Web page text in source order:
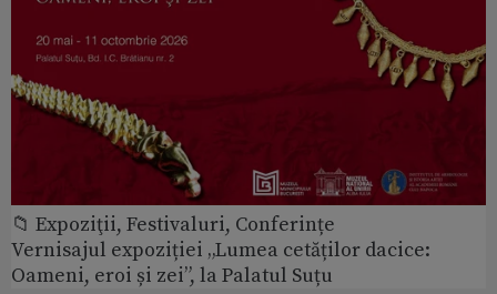
📁 Expoziţii, Festivaluri, Conferințe
Vernisajul expoziției „Lumea cetăților dacice:
Oameni, eroi și zei”, la Palatul Suțu